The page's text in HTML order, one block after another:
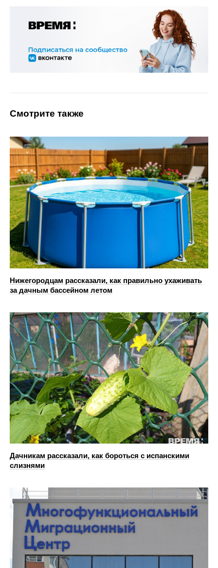
Смотрите также
Нижегородцам рассказали, как правильно ухаживать
за дачным бассейном летом
Дачникам рассказали, как бороться с испанскими
слизнями